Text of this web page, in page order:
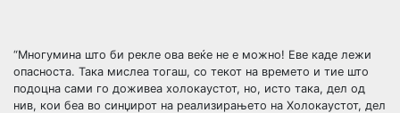
“Многумина што би рекле ова веќе не е можно! Еве каде лежи
опасноста. Така мислеа тогаш, со текот на времето и тие што
подоцна сами го доживеа холокаустот, но, исто така, дел од
нив, кои беа во синџирот на реализирањето на Холокаустот, дел